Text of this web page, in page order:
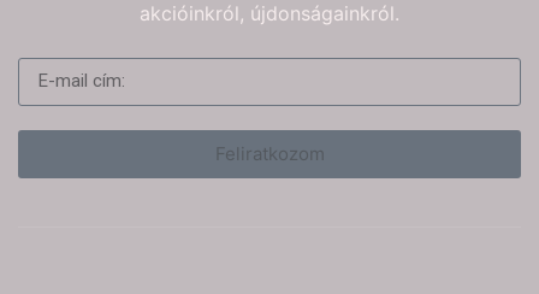
akcióinkról, újdonságainkról.
Feliratkozom